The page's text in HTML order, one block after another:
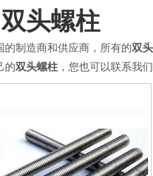
双头螺柱
的制造商和供应商，所有的双
的双头螺柱 ，您也可以联系我